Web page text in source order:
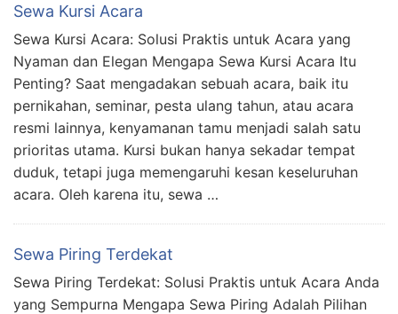
Sewa Kursi Acara
Sewa Kursi Acara: Solusi Praktis untuk Acara yang
Nyaman dan Elegan Mengapa Sewa Kursi Acara Itu
Penting? Saat mengadakan sebuah acara, baik itu
pernikahan, seminar, pesta ulang tahun, atau acara
resmi lainnya, kenyamanan tamu menjadi salah satu
prioritas utama. Kursi bukan hanya sekadar tempat
duduk, tetapi juga memengaruhi kesan keseluruhan
acara. Oleh karena itu, sewa …
Sewa Piring Terdekat
Sewa Piring Terdekat: Solusi Praktis untuk Acara Anda
yang Sempurna Mengapa Sewa Piring Adalah Pilihan